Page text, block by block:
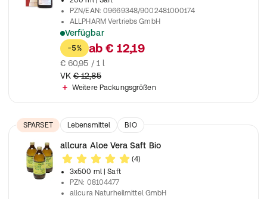
PZN/EAN:09669348/9002481000174
ALLPHARM Vertriebs GmbH
Verfügbar
Zur Verarbeitung kommen nur sorgfältig ausgesuchte und
-5% ab € 12,19
€ 60,95 / 1 l
VK € 12,85
Weitere Packungsgrößen
SPARSET Lebensmittel BIO
allcura Aloe Vera Saft Bio
(4)
3x500 ml
| Saft
PZN: 08104477
allcura Naturheilmittel GmbH